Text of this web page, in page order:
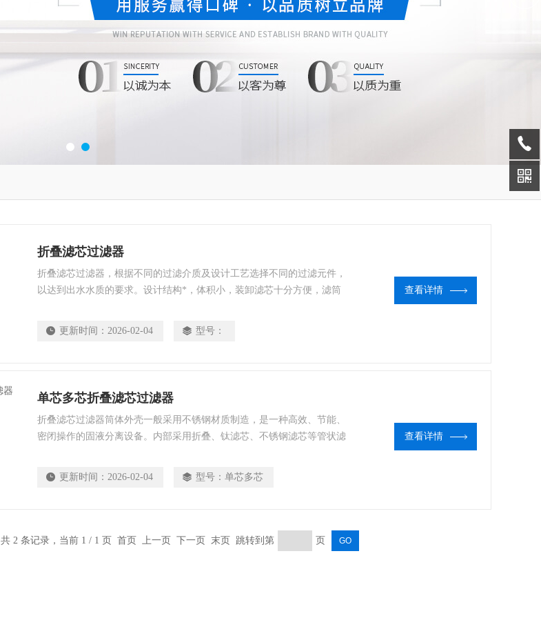
折叠滤芯过滤器
折叠滤芯过滤器，根据不同的过滤介质及设计工艺选择不同的过滤元件，
以达到出水水质的要求。设计结构*，体积小，装卸滤芯十分方便，滤筒
更新时间： 2026-02-04 型号：
查看详情
单芯多芯折叠滤芯过滤器
折叠滤芯过滤器筒体外壳一般采用不锈钢材质制造，是一种高效、节能、
密闭操作的固液分离设备。内部采用折叠、钛滤芯、不锈钢滤芯等管状滤
以达到出水水质的要求。设计结构*，体积小，装卸滤芯十分方便，滤筒
更新时间： 2026-02-04 型号： 单芯多芯
查看详情
共 2 条记录，当前 1 / 1 页 首页 上一页 下一页 末页 跳转到第 页